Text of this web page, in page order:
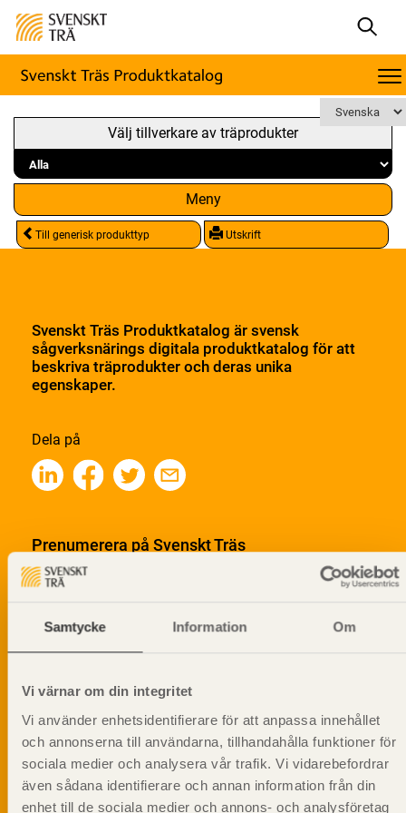
Samtycke Information Om
Vi värnar om din integritet
Vi använder enhetsidentifierare för att anpassa innehållet
och annonserna till användarna, tillhandahålla funktioner för
sociala medier och analysera vår trafik. Vi vidarebefordrar
även sådana identifierare och annan information från din
enhet till de sociala medier och annons- och analysföretag
Välj tillverkare av träprodukter
Meny
Till generisk produkttyp Utskrift
Svenskt Träs Produktkatalog är svensk
sågverksnärings digitala produktkatalog för att
beskriva träprodukter och deras unika
egenskaper.
Dela på
Prenumerera på Svenskt Träs
informationsutskick!